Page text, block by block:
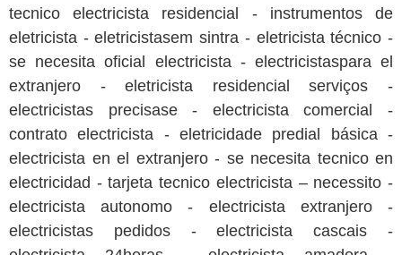
tecnico electricista residencial - instrumentos de
eletricista - eletricistasem sintra - eletricista técnico -
se necesita oficial electricista - electricistaspara el
extranjero - eletricista residencial serviços -
electricistas precisase - electricista comercial -
contrato electricista - eletricidade predial básica -
electricista en el extranjero - se necesita tecnico en
electricidad - tarjeta tecnico electricista – necessito -
electricista autonomo - electricista extranjero -
electricistas pedidos - electricista cascais -